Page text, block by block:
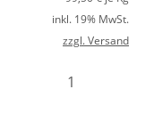
inkl. 19% MwSt.
zzgl. Versand